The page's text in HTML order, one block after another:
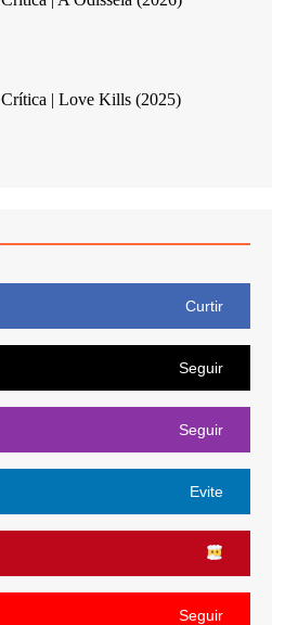
Crítica | Love Kills (2025)
Curtir
Seguir
Seguir
Evite
Seguir